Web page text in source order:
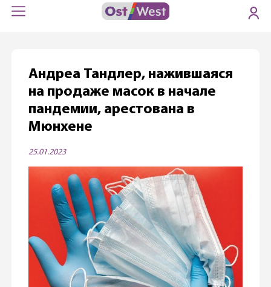
Андреа Тандлер, нажившаяся
на продаже масок в начале
пандемии, арестована в
Мюнхене
25.01.2023